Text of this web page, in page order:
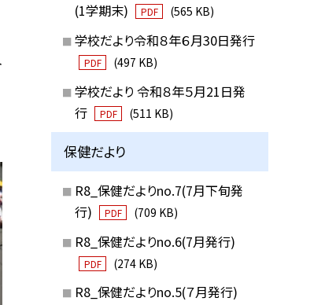
(1学期末)
PDF (565 KB)
学校だより令和８年６月30日発行
PDF (497 KB)
学校だより 令和８年５月21日発
行
PDF (511 KB)
保健だより
R8_保健だよりno.7(7月下旬発
行)
PDF (709 KB)
R8_保健だよりno.6(7月発行)
PDF (274 KB)
R8_保健だよりno.5(７月発行)